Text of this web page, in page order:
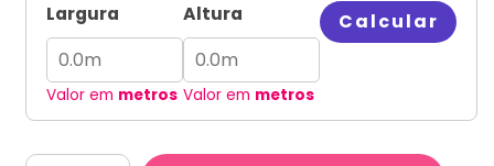
Largura
Valor em metros
Altura
Valor em metros
Calcular